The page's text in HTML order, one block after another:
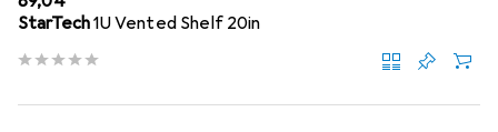
StarTech1U Vented Shelf 20in